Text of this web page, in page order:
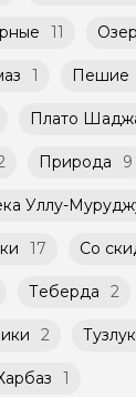
11
1 Пешие
Плато
Природа 9
Уллу-
17 Со
Теберда 2
2 Тузлук
1